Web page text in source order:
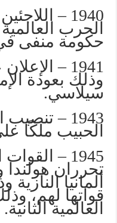
1940 –
الحرب
حكومة منفى
1941 –
وذلك بعودة
سيلاسي.
1943 –
الحبيب ملكًا
1945 –
تحرران هولندا
ألمانيا
قواتها لهم،
العالمية الثانية.